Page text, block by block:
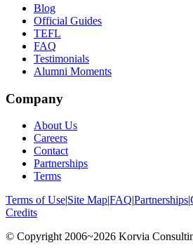
Blog
Official Guides
TEFL
FAQ
Testimonials
Alumni Moments
Company
About Us
Careers
Contact
Partnerships
Terms
Terms of Use|Site Map|FAQ|Partnerships|
Credits
© Copyright 2006~2026 Korvia